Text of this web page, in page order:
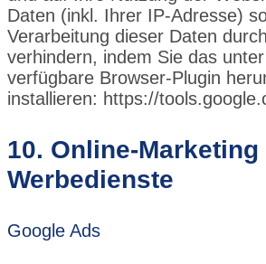
Daten (inkl. Ihrer IP-Adresse)
Verarbeitung dieser Daten
verhindern, indem Sie das
verfügbare Browser-Plugin
installieren: https://
10. Online-Marketing
Werbedienste
Google Ads